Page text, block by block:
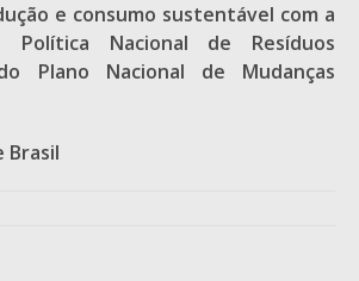
e consumo sustentável com a
Política Nacional de Resíduos
Plano Nacional de Mudanças
Brasil